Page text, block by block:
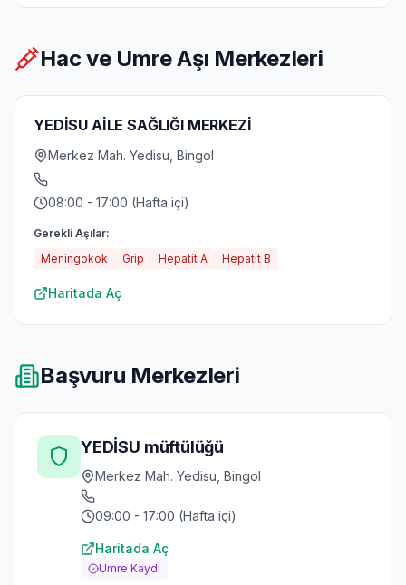
Hac ve Umre Aşı Merkezleri
YEDİSU AİLE SAĞLIĞI MERKEZİ
Merkez Mah. Yedisu, Bingol
08:00 - 17:00 (Hafta içi)
Gerekli Aşılar:
Meningokok
Grip Hepatit A Hepatit B
Haritada Aç
Başvuru Merkezleri
YEDİSU müftülüğü
Merkez Mah. Yedisu, Bingol
09:00 - 17:00 (Hafta içi)
Haritada Aç
Umre Kaydı